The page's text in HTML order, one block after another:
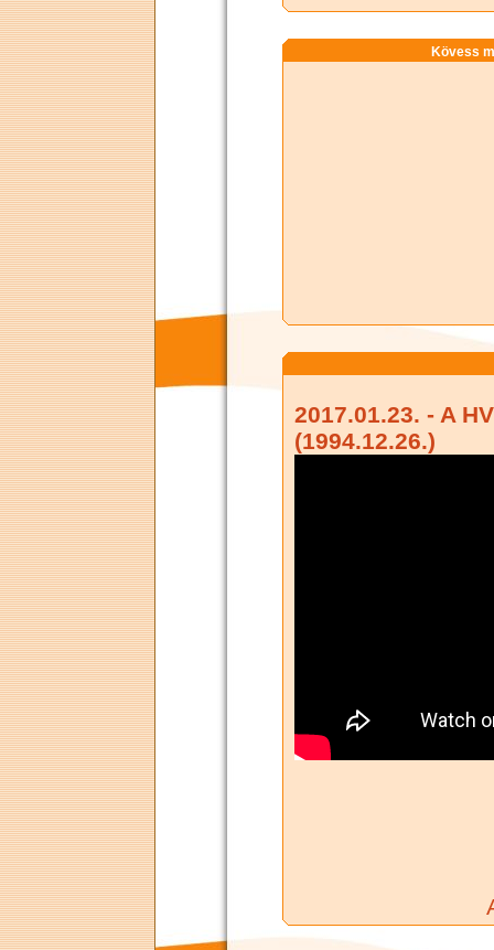
Kövess
2017.01.23. - A
(1994.12.26.)